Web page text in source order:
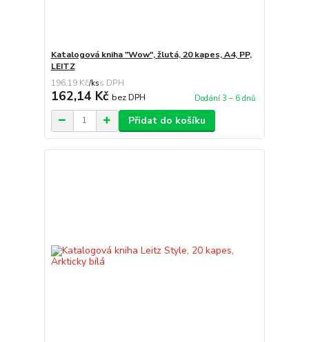
Katalogová kniha "Wow", žlutá, 20 kapes, A4, PP,
LEITZ
196,19 Kč/ks
162,14 Kč bez DPH Dodání 3 – 6 dnů
Přidat do košíku